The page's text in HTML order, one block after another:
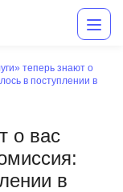
теперь знают о
в поступлении в
о вас
в